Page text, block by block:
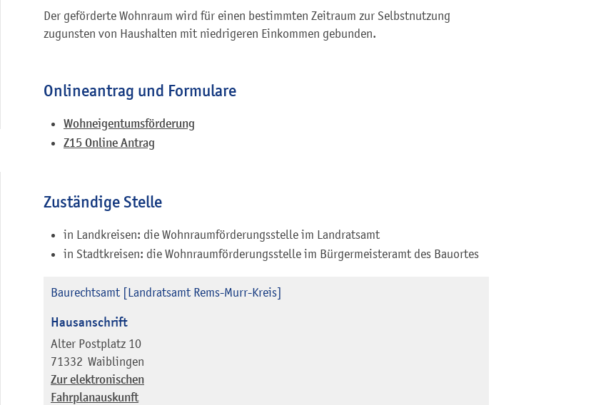
Der geförderte Wohnraum wird für einen bestimmten Zeitraum zur Selbstnutzung
zugunsten von Haushalten mit niedrigeren Einkommen gebunden.
Onlineantrag und Formulare
Wohneigentumsförderung
Z15 Online Antrag
Zuständige Stelle
in Landkreisen: die Wohnraumförderungsstelle im Landratsamt
in Stadtkreisen: die Wohnraumförderungsstelle im Bürgermeisteramt des Bauortes
Baurechtsamt [Landratsamt Rems-Murr-Kreis]
Hausanschrift
Alter Postplatz 10
71332 Waiblingen
Zur elektronischen
Fahrplanauskunft